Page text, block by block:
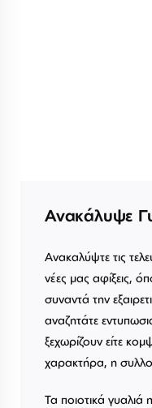
Ανακάλυψε
Ανακαλύψτε τις
νέες μας αφίξεις,
συναντά την
αναζητάτε
ξεχωρίζουν είτε
χαρακτήρα, η
Τα ποιοτικά γυαλιά